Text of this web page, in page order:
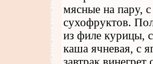
мясные на пару,
сухофруктов.
из филе курицы,
каша ячневая, с